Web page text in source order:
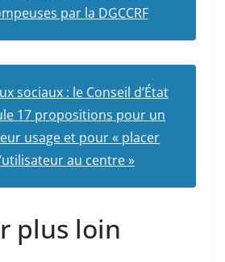
par la DGCCRF
sociaux : le Conseil d’État
17 propositions pour un
usage et pour « placer
au centre »
plus loin